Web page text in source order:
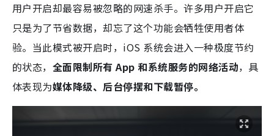
用户开启却最容易被忽略的网速杀手。许多用户开启它
只是为了节省数据，却忘了这个功能会牺牲使用者体
验。当此模式被开启时，iOS 系统会进入一种极度节约
的状态， 全面限制所有 App 和系统服务的网络活动，具
体表现为媒体降级、后台停摆和下载暂停。